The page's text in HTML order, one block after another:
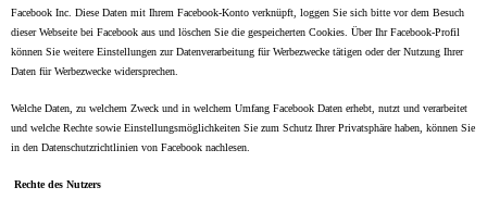
Facebook Inc. Diese Daten mit Ihrem Facebook-Konto verknüpft, loggen Sie sich bitte vor dem Besuch
dieser Webseite bei Facebook aus und löschen Sie die gespeicherten Cookies. Über Ihr Facebook-Profil
können Sie weitere Einstellungen zur Datenverarbeitung für Werbezwecke tätigen oder der Nutzung Ihrer
Daten für Werbezwecke widersprechen.
Welche Daten, zu welchem Zweck und in welchem Umfang Facebook Daten erhebt, nutzt und verarbeitet
und welche Rechte sowie Einstellungsmöglichkeiten Sie zum Schutz Ihrer Privatsphäre haben, können Sie
in den Datenschutzrichtlinien von Facebook nachlesen.
Rechte des Nutzers